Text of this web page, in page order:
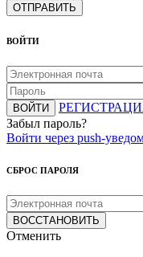
ОТПРАВИТЬ
ВОЙТИ
ВОЙТИ
Забыл пароль?
Войти через push-
СБРОС ПАРОЛЯ
ВОССТАНОВИТЬ
Отменить